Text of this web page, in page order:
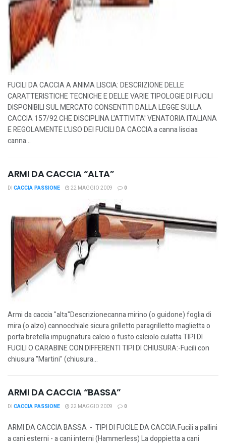
FUCILI DA CACCIA A ANIMA LISCIA: DESCRIZIONE DELLE
CARATTERISTICHE TECNICHE E DELLE VARIE TIPOLOGIE DI FUCILI
DISPONIBILI SUL MERCATO CONSENTITI DALLA LEGGE SULLA
CACCIA 157/92 CHE DISCIPLINA L'ATTIVITA' VENATORIA ITALIANA
E REGOLAMENTE L'USO DEI FUCILI DA CACCIA.a canna lisciaa
canna...
ARMI DA CACCIA “ALTA”
DI CACCIA PASSIONE 22 MAGGIO 2009 0
Armi da caccia "alta"Descrizionecanna mirino (o guidone) foglia di
mira (o alzo) cannocchiale sicura grilletto paragrilletto maglietta o
porta bretella impugnatura calcio o fusto calciolo culatta TIPI DI
FUCILI O CARABINE CON DIFFERENTI TIPI DI CHIUSURA:-Fucili con
chiusura "Martini" (chiusura...
ARMI DA CACCIA “BASSA”
DI CACCIA PASSIONE 22 MAGGIO 2009 0
ARMI DA CACCIA BASSA - TIPI DI FUCILE DA CACCIA:Fucili a pallini
a cani esterni - a cani interni (Hammerless) La doppietta a cani